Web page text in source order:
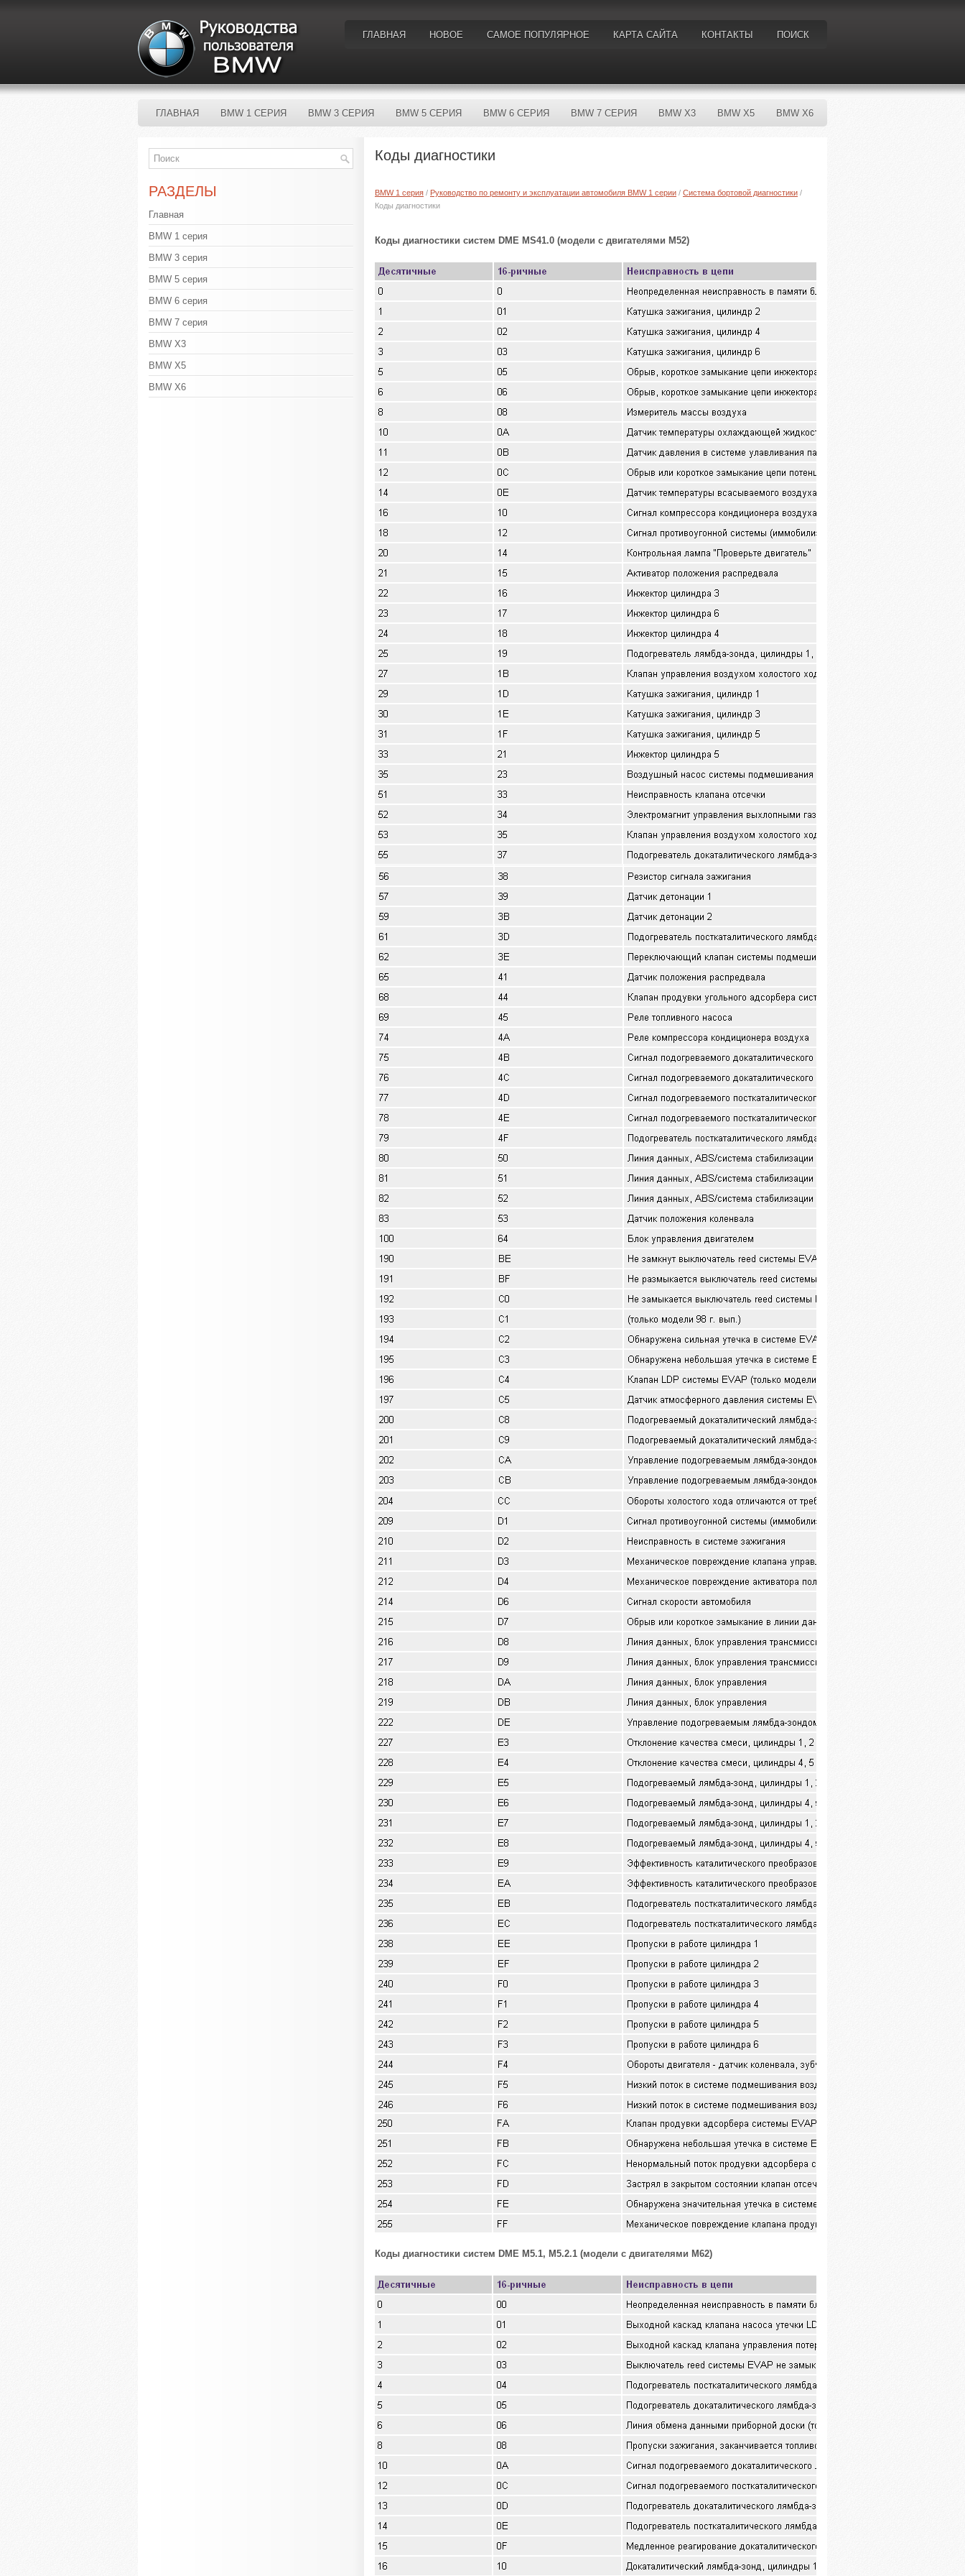
ГЛАВНАЯ НОВОЕ САМОЕ ПОПУЛЯРНОЕ КАРТА САЙТА КОНТАКТЫ ПОИСК
ГЛАВНАЯ BMW 1 СЕРИЯ BMW 3 СЕРИЯ BMW 5 СЕРИЯ BMW 6 СЕРИЯ BMW 7 СЕРИЯ BMW X3 BMW X5 BMW X6
Коды диагностики
BMW 1 серия / Руководство по ремонту и эксплуатации автомобиля BMW 1 серии / Система бортовой диагностики /
Коды диагностики
Коды диагностики систем DME MS41.0 (модели с двигателями М52)
Коды диагностики систем DME M5.1, M5.2.1 (модели с двигателями М62)
РАЗДЕЛЫ
Главная
BMW 1 серия
BMW 3 серия
BMW 5 серия
BMW 6 серия
BMW 7 серия
BMW X3
BMW X5
BMW X6